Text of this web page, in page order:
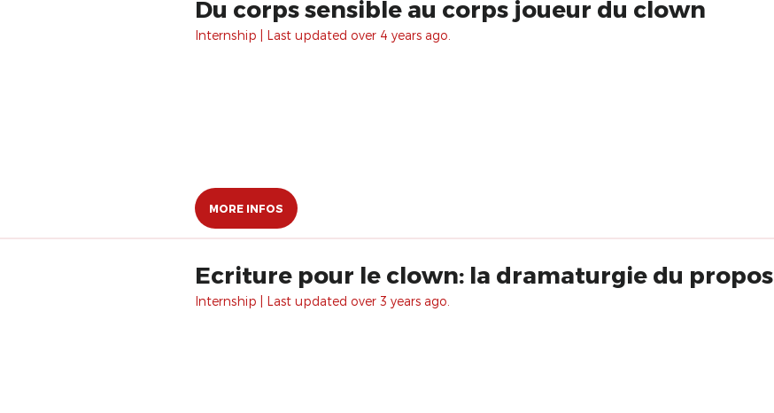
Du corps sensible au corps joueur du clown
Internship | Last updated over 4 years ago.
MORE INFOS
Ecriture pour le clown: la dramaturgie du propos
Internship | Last updated over 3 years ago.